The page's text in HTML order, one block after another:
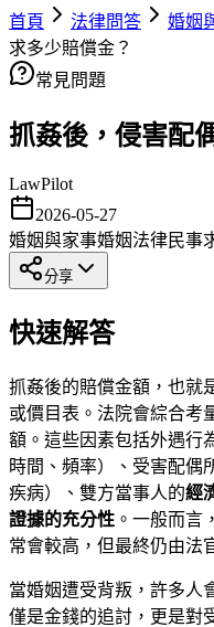
首頁
法律問答 婚姻
求多少賠償金？
常見問題
抓姦後，侵害配
LawPilot
2026-05-27
婚姻與家事婚姻法律民事
分享
快速解答
抓姦後的賠償金額，也就
或價目表。法院會綜合考
額。這些因素包括外遇行
時間、頻率）、受害配偶
疾病）、雙方當事人的經
證據的充分性 。一般而言
常會較高，但最終仍由法
當婚姻遭受背叛，許多人
僅是金錢的追討，更是對